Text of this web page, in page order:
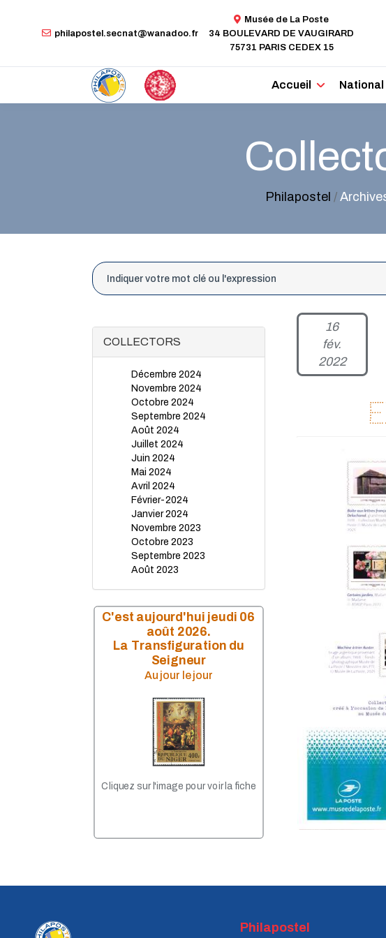
philapostel.secnat@wanadoo.fr
Musée de La Poste
34 BOULEVARD DE VAUGIRARD
75731 PARIS CEDEX 15
Accueil National
Philapostel /
COLLECTORS
Décembre 2024
Novembre 2024
Octobre 2024
Septembre 2024
Août 2024
Juillet 2024
Juin 2024
Mai 2024
Avril 2024
Février-2024
Janvier 2024
Novembre 2023
Octobre 2023
Septembre 2023
Août 2023
Mai 2023
Avril 2023
Mars 2023
Janvier 2023
Décembre 2022
Octobre 2022
Septembre 2022
Août 2022
Juillet 2022
Juin 2022
Mai 2022
Avril 2022
Février 2022
Janvier 2022
Septembre 2021
C'est aujourd'hui jeudi 06
août 2026.
La Transfiguration du
Seigneur
Au jour le jour
Cliquez sur l'image pour voir la fiche
16
fév.
2022
Philapostel